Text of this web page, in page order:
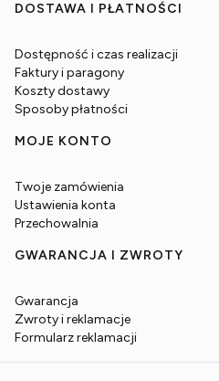
DOSTAWA I PŁATNOŚCI
Dostępność i czas realizacji
Faktury i paragony
Koszty dostawy
Sposoby płatności
MOJE KONTO
Twoje zamówienia
Ustawienia konta
Przechowalnia
GWARANCJA I ZWROTY
Gwarancja
Zwroty i reklamacje
Formularz reklamacji